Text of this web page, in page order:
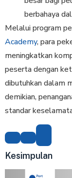
berbahaya
Melalui program
Academy, para
meningkatkan
peserta dengan
dibutuhkan dalam
demikian,
standar
Kesimpulan